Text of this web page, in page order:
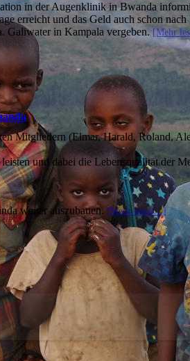
in der Augenklinik in Bwanda
erreicht und das Geld auch schon
Galiwater in Kampala vergeben.[Mehr
Mitgliedern (Elmar, Harald, Roland,
und dabei die Lebensqualität der
weiter auszubauen. [Mehr lesen…]